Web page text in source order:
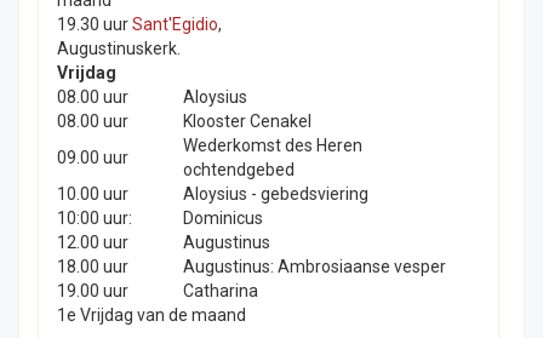
19.30 uurSant'Egidio,
Augustinuskerk.
Vrijdag
08.00 uur
Aloysius
08.00 uur
Klooster Cenakel
09.00 uur
Wederkomst des Heren
ochtendgebed
10.00 uur
Aloysius - gebedsviering
10:00 uur:
Dominicus
12.00 uur
Augustinus
18.00 uur
Augustinus: Ambrosiaanse vesper
19.00 uur
Catharina
1e Vrijdag van de maand